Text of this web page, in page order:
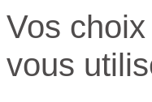
Vos
vous